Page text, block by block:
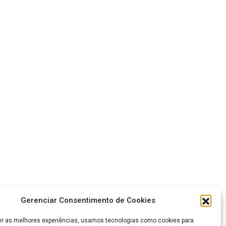
Gerenciar Consentimento de Cookies
as melhores experiências, usamos tecnologias como cookies para